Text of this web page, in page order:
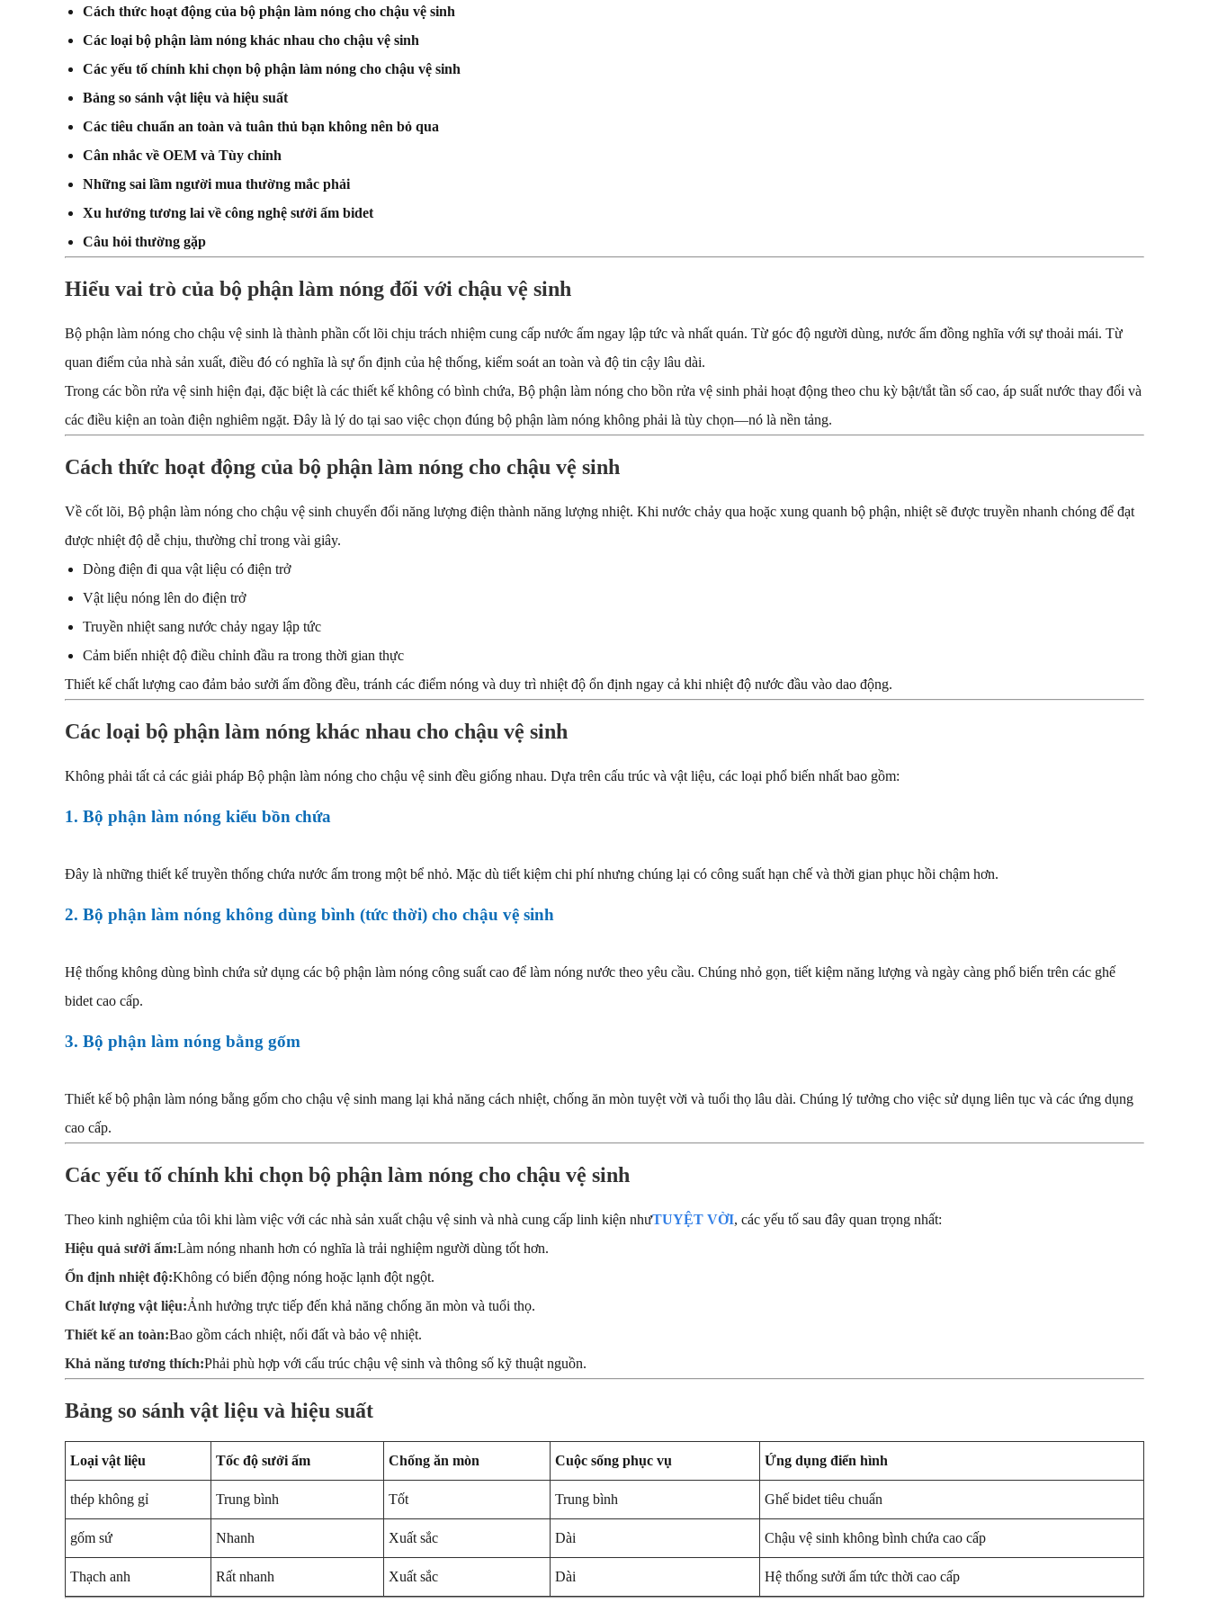
Cách thức hoạt động của bộ phận làm nóng cho chậu vệ sinh
Các loại bộ phận làm nóng khác nhau cho chậu vệ sinh
Các yếu tố chính khi chọn bộ phận làm nóng cho chậu vệ sinh
Bảng so sánh vật liệu và hiệu suất
Các tiêu chuẩn an toàn và tuân thủ bạn không nên bỏ qua
Cân nhắc về OEM và Tùy chỉnh
Những sai lầm người mua thường mắc phải
Xu hướng tương lai về công nghệ sưởi ấm bidet
Câu hỏi thường gặp
Hiểu vai trò của bộ phận làm nóng đối với chậu vệ sinh
Bộ phận làm nóng cho chậu vệ sinh là thành phần cốt lõi chịu trách nhiệm cung cấp nước ấm ngay lập tức và nhất quán. Từ góc độ người dùng, nước ấm đồng nghĩa với sự thoải mái. Từ
quan điểm của nhà sản xuất, điều đó có nghĩa là sự ổn định của hệ thống, kiểm soát an toàn và độ tin cậy lâu dài.
Trong các bồn rửa vệ sinh hiện đại, đặc biệt là các thiết kế không có bình chứa, Bộ phận làm nóng cho bồn rửa vệ sinh phải hoạt động theo chu kỳ bật/tắt tần số cao, áp suất nước thay đổi và
các điều kiện an toàn điện nghiêm ngặt. Đây là lý do tại sao việc chọn đúng bộ phận làm nóng không phải là tùy chọn—nó là nền tảng.
Cách thức hoạt động của bộ phận làm nóng cho chậu vệ sinh
Về cốt lõi, Bộ phận làm nóng cho chậu vệ sinh chuyển đổi năng lượng điện thành năng lượng nhiệt. Khi nước chảy qua hoặc xung quanh bộ phận, nhiệt sẽ được truyền nhanh chóng để đạt
được nhiệt độ dễ chịu, thường chỉ trong vài giây.
Dòng điện đi qua vật liệu có điện trở
Vật liệu nóng lên do điện trở
Truyền nhiệt sang nước chảy ngay lập tức
Cảm biến nhiệt độ điều chỉnh đầu ra trong thời gian thực
Thiết kế chất lượng cao đảm bảo sưởi ấm đồng đều, tránh các điểm nóng và duy trì nhiệt độ ổn định ngay cả khi nhiệt độ nước đầu vào dao động.
Các loại bộ phận làm nóng khác nhau cho chậu vệ sinh
Không phải tất cả các giải pháp Bộ phận làm nóng cho chậu vệ sinh đều giống nhau. Dựa trên cấu trúc và vật liệu, các loại phổ biến nhất bao gồm:
1. Bộ phận làm nóng kiểu bồn chứa
Đây là những thiết kế truyền thống chứa nước ấm trong một bể nhỏ. Mặc dù tiết kiệm chi phí nhưng chúng lại có công suất hạn chế và thời gian phục hồi chậm hơn.
2. Bộ phận làm nóng không dùng bình (tức thời) cho chậu vệ sinh
Hệ thống không dùng bình chứa sử dụng các bộ phận làm nóng công suất cao để làm nóng nước theo yêu cầu. Chúng nhỏ gọn, tiết kiệm năng lượng và ngày càng phổ biến trên các ghế
bidet cao cấp.
3. Bộ phận làm nóng bằng gốm
Thiết kế bộ phận làm nóng bằng gốm cho chậu vệ sinh mang lại khả năng cách nhiệt, chống ăn mòn tuyệt vời và tuổi thọ lâu dài. Chúng lý tưởng cho việc sử dụng liên tục và các ứng dụng
cao cấp.
Các yếu tố chính khi chọn bộ phận làm nóng cho chậu vệ sinh
Theo kinh nghiệm của tôi khi làm việc với các nhà sản xuất chậu vệ sinh và nhà cung cấp linh kiện nhưTUYỆT VỜI, các yếu tố sau đây quan trọng nhất:
Hiệu quả sưởi ấm:Làm nóng nhanh hơn có nghĩa là trải nghiệm người dùng tốt hơn.
Ổn định nhiệt độ:Không có biến động nóng hoặc lạnh đột ngột.
Chất lượng vật liệu:Ảnh hưởng trực tiếp đến khả năng chống ăn mòn và tuổi thọ.
Thiết kế an toàn:Bao gồm cách nhiệt, nối đất và bảo vệ nhiệt.
Khả năng tương thích:Phải phù hợp với cấu trúc chậu vệ sinh và thông số kỹ thuật nguồn.
Bảng so sánh vật liệu và hiệu suất
Loại vật liệu Tốc độ sưởi ấm Chống ăn mòn Cuộc sống phục vụ Ứng dụng điển hình
thép không gỉ Trung bình Tốt Trung bình Ghế bidet tiêu chuẩn
gốm sứ Nhanh Xuất sắc Dài Chậu vệ sinh không bình chứa cao cấp
Thạch anh Rất nhanh Xuất sắc Dài Hệ thống sưởi ấm tức thời cao cấp